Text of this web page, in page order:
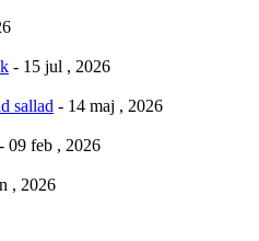
- 15 jul , 2026
sallad - 14 maj , 2026
- 09 feb , 2026
, 2026